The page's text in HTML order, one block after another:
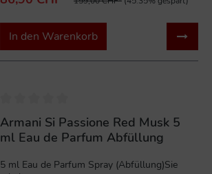
In den Warenkorb
Armani Si Passione Red Musk 5
ml Eau de Parfum Abfüllung
5 ml Eau de Parfum Spray (Abfüllung)Sie